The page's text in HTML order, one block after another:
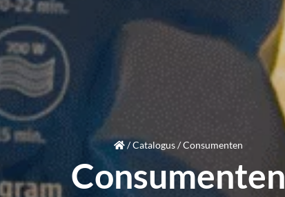
/Catalogus/Consumenten
Consumenten